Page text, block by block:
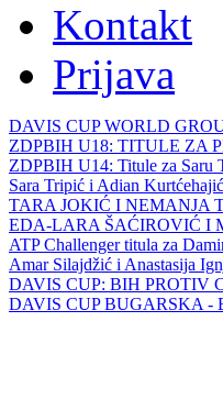
Kontakt
Prijava
DAVIS CUP WORLD
ZDPBIH U18: TITULE ZA
ZDPBIH U14: Titule za Saru
Sara Tripić i Adian
TARA JOKIĆ I NEMANJA
EDA-LARA ŠAĆIROVIĆ I
ATP Challenger titula za
Amar Silajdžić i Anastasija
DAVIS CUP: BIH PROTIV
DAVIS CUP BUGARSKA -